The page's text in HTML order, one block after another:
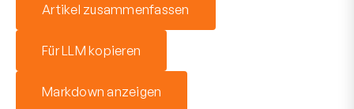
Artikel zusammenfassen
Für LLM kopieren
Markdown anzeigen